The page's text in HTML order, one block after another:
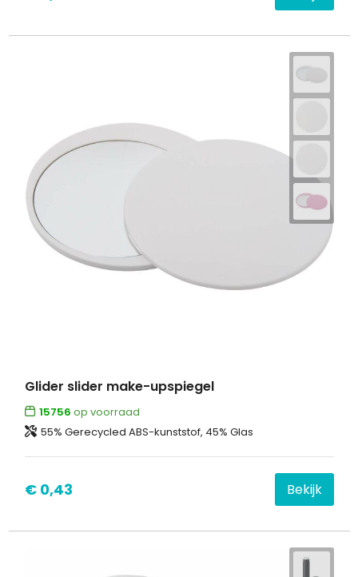
Glider slider make-upspiegel
15756 op voorraad
55% Gerecycled ABS-kunststof, 45% Glas
€ 0,43 Bekijk